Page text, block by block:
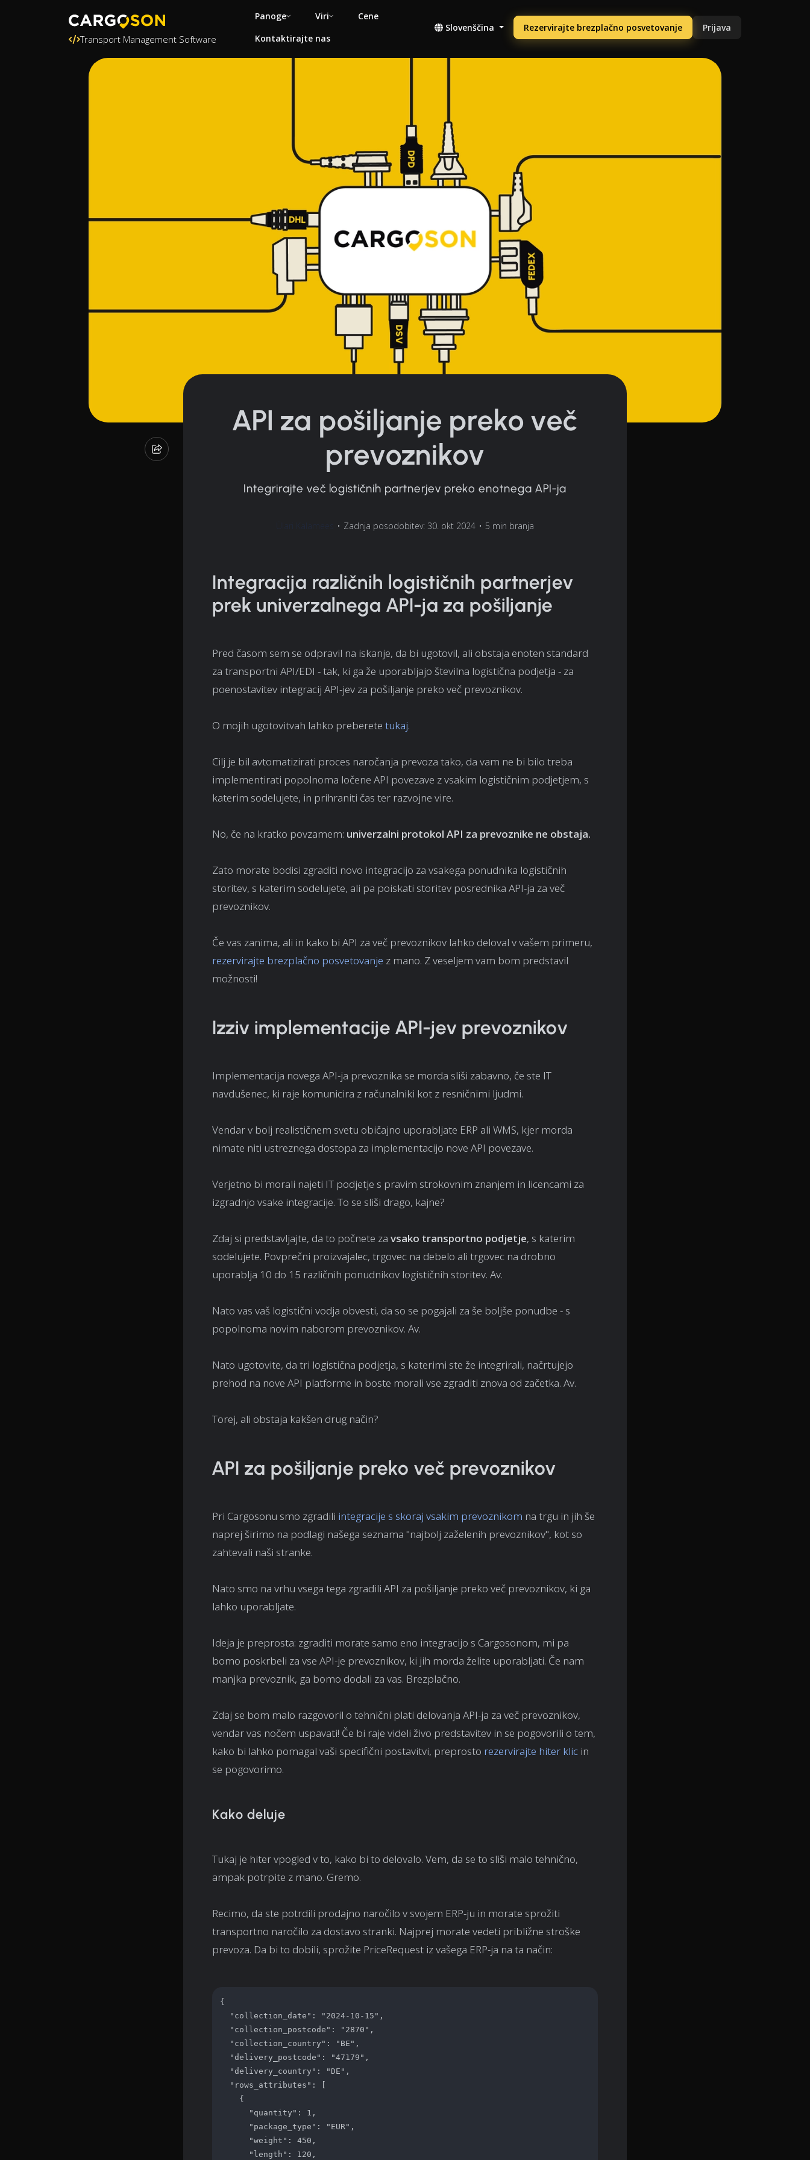
Transport Management Software
Panoge Viri
Cene
Kontaktirajte nas
Slovenščina Rezervirajte brezplačno posvetovanje Prijava
API za pošiljanje preko več
prevoznikov
Integrirajte več logističnih partnerjev preko enotnega API-ja
• Zadnja posodobitev: 30. okt 2024 • 5 min branja
Integracija različnih logističnih partnerjev
prek univerzalnega API-ja za pošiljanje
Pred časom sem se odpravil na iskanje, da bi ugotovil, ali obstaja enoten standard
za transportni API/EDI - tak, ki ga že uporabljajo številna logistična podjetja - za
poenostavitev integracij API-jev za pošiljanje preko več prevoznikov.
O mojih ugotovitvah lahko preberete tukaj.
Cilj je bil avtomatizirati proces naročanja prevoza tako, da vam ne bi bilo treba
implementirati popolnoma ločene API povezave z vsakim logističnim podjetjem, s
katerim sodelujete, in prihraniti čas ter razvojne vire.
No, če na kratko povzamem: univerzalni protokol API za prevoznike ne obstaja.
Zato morate bodisi zgraditi novo integracijo za vsakega ponudnika logističnih
storitev, s katerim sodelujete, ali pa poiskati storitev posrednika API-ja za več
prevoznikov.
Če vas zanima, ali in kako bi API za več prevoznikov lahko deloval v vašem primeru,
rezervirajte brezplačno posvetovanje z mano. Z veseljem vam bom predstavil
možnosti!
Izziv implementacije API-jev prevoznikov
Implementacija novega API-ja prevoznika se morda sliši zabavno, če ste IT
navdušenec, ki raje komunicira z računalniki kot z resničnimi ljudmi.
Vendar v bolj realističnem svetu običajno uporabljate ERP ali WMS, kjer morda
nimate niti ustreznega dostopa za implementacijo nove API povezave.
Verjetno bi morali najeti IT podjetje s pravim strokovnim znanjem in licencami za
izgradnjo vsake integracije. To se sliši drago, kajne?
Zdaj si predstavljajte, da to počnete za vsako transportno podjetje, s katerim
sodelujete. Povprečni proizvajalec, trgovec na debelo ali trgovec na drobno
uporablja 10 do 15 različnih ponudnikov logističnih storitev. Av.
Nato vas vaš logistični vodja obvesti, da so se pogajali za še boljše ponudbe - s
popolnoma novim naborom prevoznikov. Av.
Nato ugotovite, da tri logistična podjetja, s katerimi ste že integrirali, načrtujejo
prehod na nove API platforme in boste morali vse zgraditi znova od začetka. Av.
Torej, ali obstaja kakšen drug način?
API za pošiljanje preko več prevoznikov
Pri Cargosonu smo zgradili integracije s skoraj vsakim prevoznikom na trgu in jih še
naprej širimo na podlagi našega seznama "najbolj zaželenih prevoznikov", kot so
zahtevali naši stranke.
Nato smo na vrhu vsega tega zgradili API za pošiljanje preko več prevoznikov, ki ga
lahko uporabljate.
Ideja je preprosta: zgraditi morate samo eno integracijo s Cargosonom, mi pa
bomo poskrbeli za vse API-je prevoznikov, ki jih morda želite uporabljati. Če nam
manjka prevoznik, ga bomo dodali za vas. Brezplačno.
Zdaj se bom malo razgovoril o tehnični plati delovanja API-ja za več prevoznikov,
vendar vas nočem uspavati! Če bi raje videli živo predstavitev in se pogovorili o tem,
kako bi lahko pomagal vaši specifični postavitvi, preprosto rezervirajte hiter klic in
se pogovorimo.
Kako deluje
Tukaj je hiter vpogled v to, kako bi to delovalo. Vem, da se to sliši malo tehnično,
ampak potrpite z mano. Gremo.
Recimo, da ste potrdili prodajno naročilo v svojem ERP-ju in morate sprožiti
transportno naročilo za dostavo stranki. Najprej morate vedeti približne stroške
prevoza. Da bi to dobili, sprožite PriceRequest iz vašega ERP-ja na ta način:
{
  "collection_date": "2024-10-15",
  "collection_postcode": "2870",
  "collection_country": "BE",
  "delivery_postcode": "47179",
  "delivery_country": "DE",
  "rows_attributes": [
    {
      "quantity": 1,
      "package_type": "EUR",
      "weight": 450,
      "length": 120,